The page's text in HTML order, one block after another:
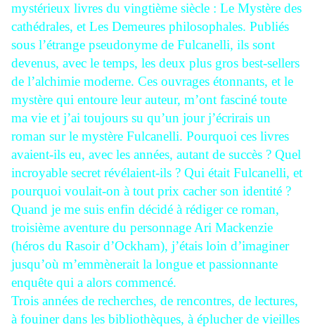
mystérieux livres du vingtième siècle : Le Mystère des
cathédrales, et Les Demeures philosophales. Publiés
sous l’étrange pseudonyme de Fulcanelli, ils sont
devenus, avec le temps, les deux plus gros best-sellers
de l’alchimie moderne. Ces ouvrages étonnants, et le
mystère qui entoure leur auteur, m’ont fasciné toute
ma vie et j’ai toujours su qu’un jour j’écrirais un
roman sur le mystère Fulcanelli. Pourquoi ces livres
avaient-ils eu, avec les années, autant de succès ? Quel
incroyable secret révélaient-ils ? Qui était Fulcanelli, et
pourquoi voulait-on à tout prix cacher son identité ?
Quand je me suis enfin décidé à rédiger ce roman,
troisième aventure du personnage Ari Mackenzie
(héros du Rasoir d’Ockham), j’étais loin d’imaginer
jusqu’où m’emmènerait la longue et passionnante
enquête qui a alors commencé.
Trois années de recherches, de rencontres, de lectures,
à fouiner dans les bibliothèques, à éplucher de vieilles